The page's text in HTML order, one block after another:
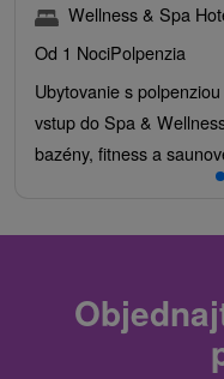
Wellness & Spa
Od 1 NociPolpenzia
Ubytovanie s
vstup do Spa &
bazény, fitness a